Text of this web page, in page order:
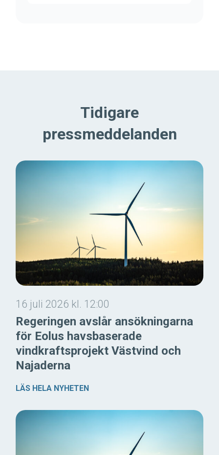
Tidigare
pressmeddelanden
16 juli 2026 kl. 12:00
Regeringen avslår ansökningarna
för Eolus havsbaserade
vindkraftsprojekt Västvind och
Najaderna
LÄS HELA NYHETEN